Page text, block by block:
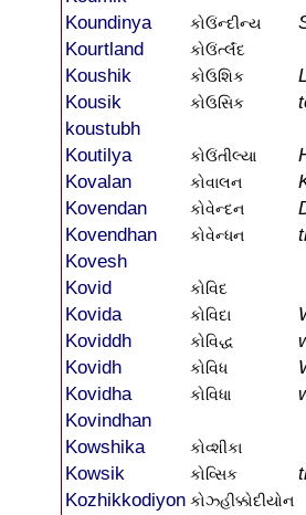
Koundinya
કોઉંન્દીન્ય
Kourtland
કોઉંર્ત્લંદ
Koushik કોઉશિક
Kousik
કોઉસિક
koustubh
Koutilya
કોઉંતીલ્યા
Kovalan
કોવાલન
Kovendan
કોવેન્દન
Kovendhan
કોવેન્ધન
Kovesh
Kovid
કોવિદ
Kovida કોવિદા
Koviddh
કોવિદ્ધ
Kovidh
કોવિધ
Kovidha
કોવિધા
Kovindhan
Kowshika
કોવ્શીકા
Kowsik કોવ્સિક
Kozhikkodiyon કોઝ્હીક્કોદીયોન